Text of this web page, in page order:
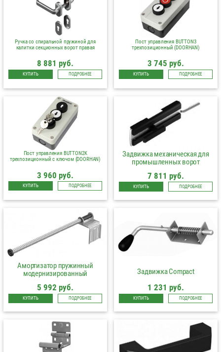
Ручка со спиральной пружиной для
калитки секционных ворот правая
8 881 руб.
КУПИТЬ ПОДРОБНЕЕ
Пост управления BUTTON3
трехпозиционный (DOORHAN)
3 745 руб.
КУПИТЬ ПОДРОБНЕЕ
Пост управления BUTTON2K
трехпозиционный с ключом (DOORHAN)
3 960 руб.
КУПИТЬ ПОДРОБНЕЕ
Задвижка механическая для
промышленных ворот
7 811 руб.
КУПИТЬ ПОДРОБНЕЕ
Амортизатор пружинный
модернизированный
5 992 руб.
КУПИТЬ ПОДРОБНЕЕ
Задвижка Compact
1 231 руб.
КУПИТЬ ПОДРОБНЕЕ